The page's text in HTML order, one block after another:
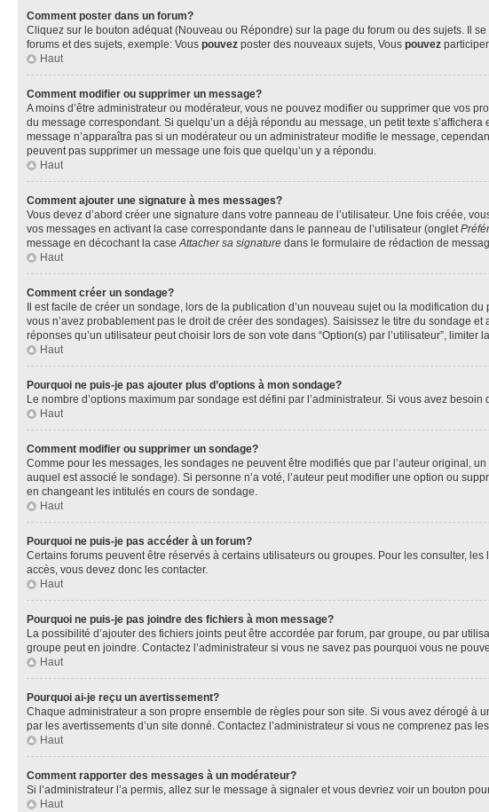
Comment poster dans un forum?
Cliquez sur le bouton adéquat (Nouveau ou Répondre) sur la page du forum ou des sujets. Il
forums et des sujets, exemple: Vous pouvez poster des nouveaux sujets, Vous pouvez
Haut
Comment modifier ou supprimer un message?
A moins d’être administrateur ou modérateur, vous ne pouvez modifier ou supprimer que vos
du message correspondant. Si quelqu’un a déjà répondu au message, un petit texte
message n’apparaîtra pas si un modérateur ou un administrateur modifie le message,
peuvent pas supprimer un message une fois que quelqu’un y a répondu.
Haut
Comment ajouter une signature à mes messages?
Vous devez d’abord créer une signature dans votre panneau de l’utilisateur. Une fois créée,
vos messages en activant la case correspondante dans le panneau de l’utilisateur (onglet
message en décochant la caseAttacher sa signature dans le formulaire de rédaction de
Haut
Comment créer un sondage?
Il est facile de créer un sondage, lors de la publication d’un nouveau sujet ou la modification
vous n’avez probablement pas le droit de créer des sondages). Saisissez le titre du sondage
réponses qu’un utilisateur peut choisir lors de son vote dans “Option(s) par l’utilisateur”,
Haut
Pourquoi ne puis-je pas ajouter plus d’options à mon sondage?
Le nombre d’options maximum par sondage est défini par l’administrateur. Si vous avez besoin
Haut
Comment modifier ou supprimer un sondage?
Comme pour les messages, les sondages ne peuvent être modifiés que par l’auteur original,
auquel est associé le sondage). Si personne n’a voté, l’auteur peut modifier une option ou
en changeant les intitulés en cours de sondage.
Haut
Pourquoi ne puis-je pas accéder à un forum?
Certains forums peuvent être réservés à certains utilisateurs ou groupes. Pour les consulter,
accès, vous devez donc les contacter.
Haut
Pourquoi ne puis-je pas joindre des fichiers à mon message?
La possibilité d’ajouter des fichiers joints peut être accordée par forum, par groupe, ou par
groupe peut en joindre. Contactez l’administrateur si vous ne savez pas pourquoi vous ne
Haut
Pourquoi ai-je reçu un avertissement?
Chaque administrateur a son propre ensemble de règles pour son site. Si vous avez dérogé à
par les avertissements d’un site donné. Contactez l’administrateur si vous ne comprenez pas
Haut
Comment rapporter des messages à un modérateur?
Si l’administrateur l’a permis, allez sur le message à signaler et vous devriez voir un bouton
Haut